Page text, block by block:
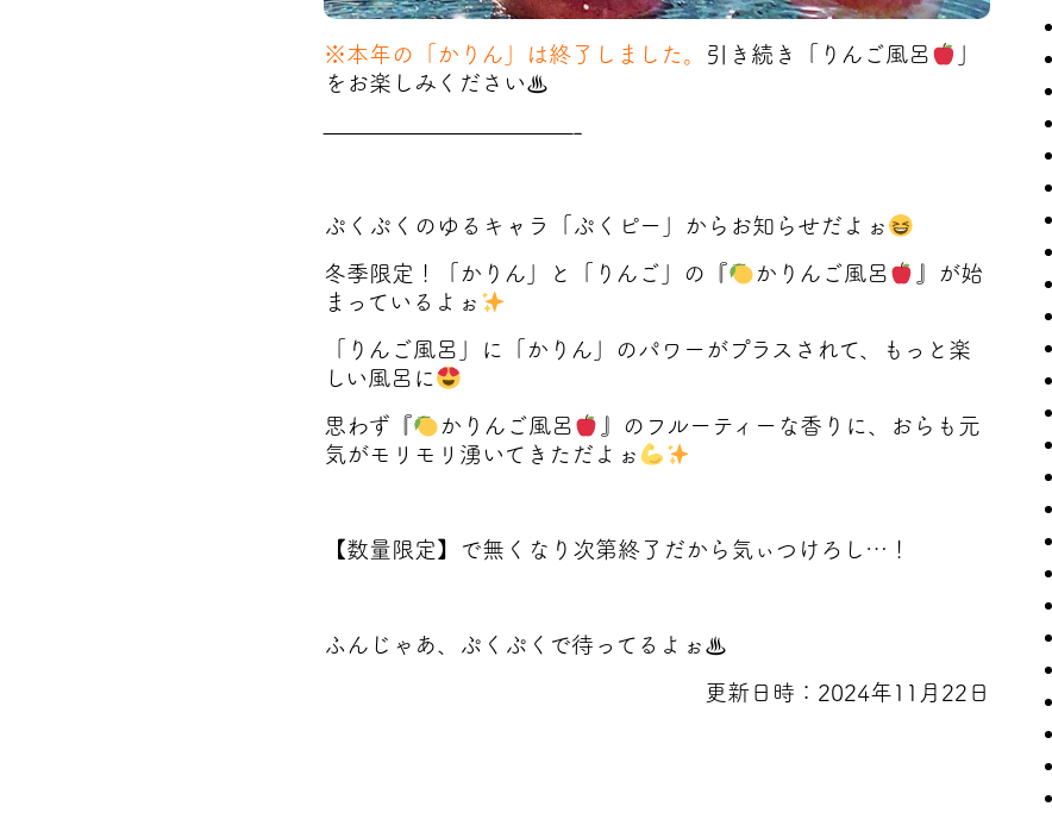
※本年の「かりん」は終了しました。 引き続き「りんご風呂
」
をお楽しみください♨
———————————-
ぷくぷくのゆるキャラ「ぷくピー」からお知らせだよぉ
冬季限定！「かりん」と「りんご」の『 かりんご風呂
』が始
まっているよぉ
「りんご風呂」に「かりん」のパワーがプラスされて、もっと楽
しい風呂に
思わず『 かりんご風呂
』のフルーティーな香りに、おらも元
気がモリモリ湧いてきただよぉ
【数量限定】で無くなり次第終了だから気ぃつけろし…！
ふんじゃあ、ぷくぷくで待ってるよぉ♨
更新日時：2024年11月22日